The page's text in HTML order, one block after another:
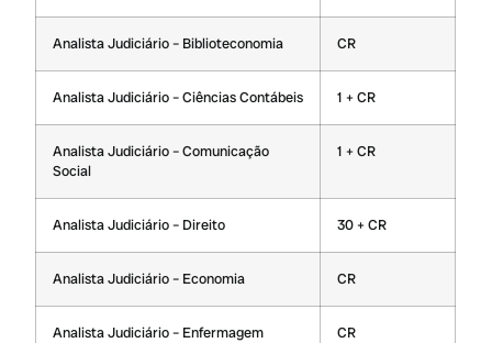
Analista Judiciário – Biblioteconomia CR
Analista Judiciário – Ciências Contábeis 1 + CR
Analista Judiciário – Comunicação
Social
1 + CR
Analista Judiciário – Direito 30 + CR
Analista Judiciário – Economia CR
Analista Judiciário – Enfermagem CR